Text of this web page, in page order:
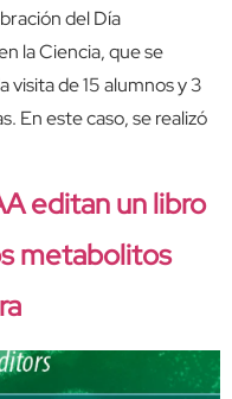
del Día
la Ciencia, que se
visita de 15 alumnos y 3
En este caso, se realizó
editan un libro
metabolitos